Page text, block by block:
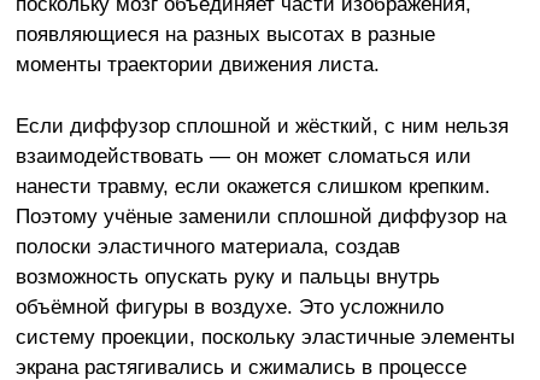
появляющиеся на разных высотах в разные
моменты траектории движения листа.
Если диффузор сплошной и жёсткий, с ним нельзя
взаимодействовать — он может сломаться или
нанести травму, если окажется слишком крепким.
Поэтому учёные заменили сплошной диффузор на
полоски эластичного материала, создав
возможность опускать руку и пальцы внутрь
объёмной фигуры в воздухе. Это усложнило
систему проекции, поскольку эластичные элементы
экрана растягивались и сжимались в процессе